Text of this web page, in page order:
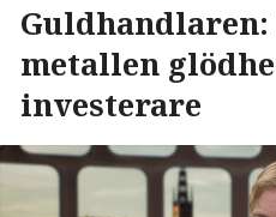
metallen
investerare